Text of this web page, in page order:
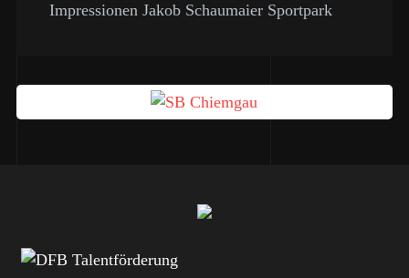
Impressionen Jakob Schaumaier Sportpark